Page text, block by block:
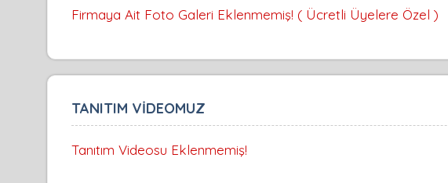
Firmaya Ait Foto Galeri Eklenmemiş! ( Ücretli Üyelere Özel )
TANITIM VİDEOMUZ
Tanıtım Videosu Eklenmemiş!